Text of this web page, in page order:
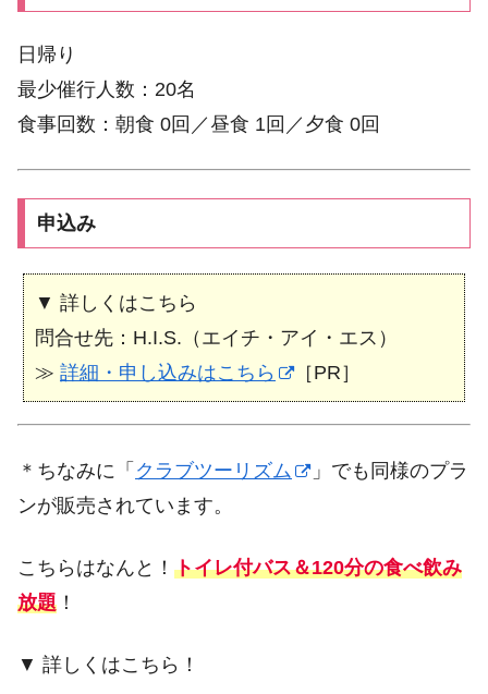
日帰り
最少催行人数：20名
食事回数：朝食 0回／昼食 1回／夕食 0回
申込み
▼ 詳しくはこちら
問合せ先：H.I.S.（エイチ・アイ・エス）
≫ 詳細・申し込みはこちら ［PR］
＊ちなみに「 クラブツーリズム
」でも同様のプラ
ンが販売されています。
こちらはなんと！ トイレ付バス＆120分の食べ飲み
放題 ！
▼ 詳しくはこちら！